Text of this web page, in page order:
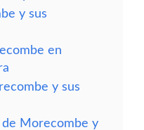
y sus
en
y sus
de Morecombe y